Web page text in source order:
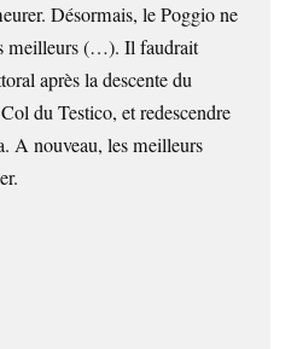
Désormais, le Poggio ne
meilleurs (…). Il faudrait
après la descente du
du Testico, et redescendre
A nouveau, les meilleurs